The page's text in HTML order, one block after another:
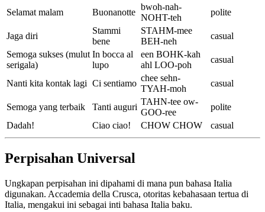
Selamat malam Buonanotte
bwoh-nah-
NOHT-teh
polite
Jaga diri
Stammi
bene
STAHM-mee
BEH-neh
casual
Semoga sukses (mulut
serigala)
In bocca al
lupo
een BOHK-kah
ahl LOO-poh
casual
Nanti kita kontak lagi Ci sentiamo
chee sehn-
TYAH-moh
casual
Semoga yang terbaik Tanti auguri
TAHN-tee ow-
GOO-ree
polite
Dadah!
Ciao ciao! CHOW CHOW casual
Perpisahan Universal
Ungkapan perpisahan ini dipahami di mana pun bahasa Italia
digunakan. Accademia della Crusca, otoritas kebahasaan tertua di
Italia, mengakui ini sebagai inti bahasa Italia baku.